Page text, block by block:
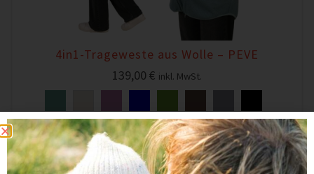
4in1-Trageweste aus Wolle – PEVE
139,00 € inkl. MwSt.
ZUM ARTIKEL